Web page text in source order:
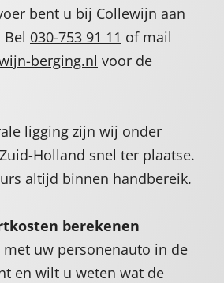
bent u bij Collewijn aan
030-753 91 11 of mail
berging.nl voor de
ligging zijn wij onder
Holland snel ter plaatse.
altijd binnen handbereik.
berekenen
met uw personenauto in de
en wilt u weten wat de